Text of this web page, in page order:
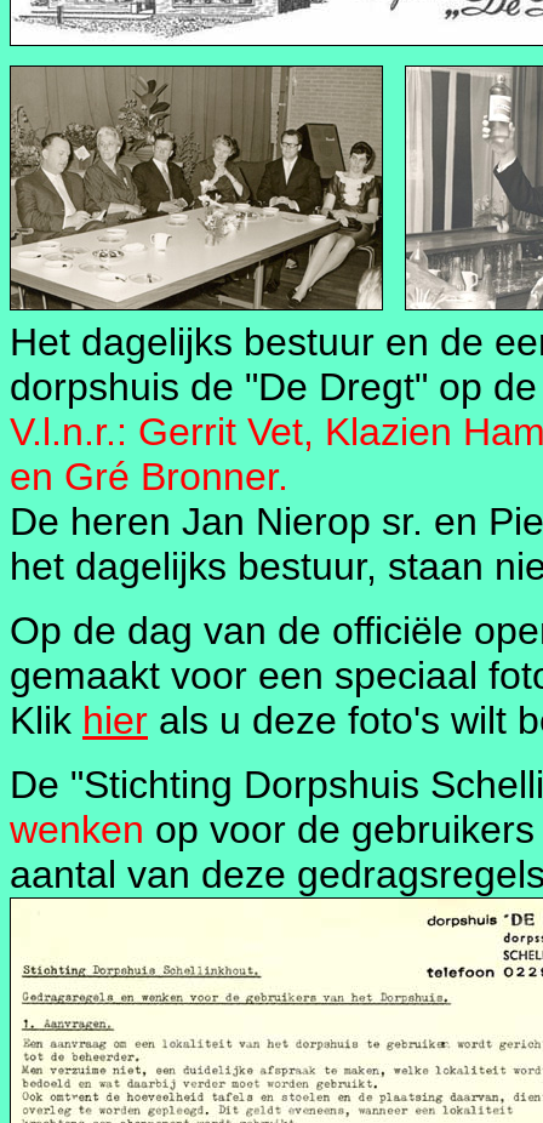
Het dagelijks bestuur en de
dorpshuis de "De Dregt" op
V.l.n.r.: Gerrit Vet, Klazien
en Gré Bronner.
De heren Jan Nierop sr. en
het dagelijks bestuur, staan
Op de dag van de officiële
gemaakt voor een speciaal
Klik hier als u deze foto's wilt
De "Stichting Dorpshuis
wenken op voor de
aantal van deze